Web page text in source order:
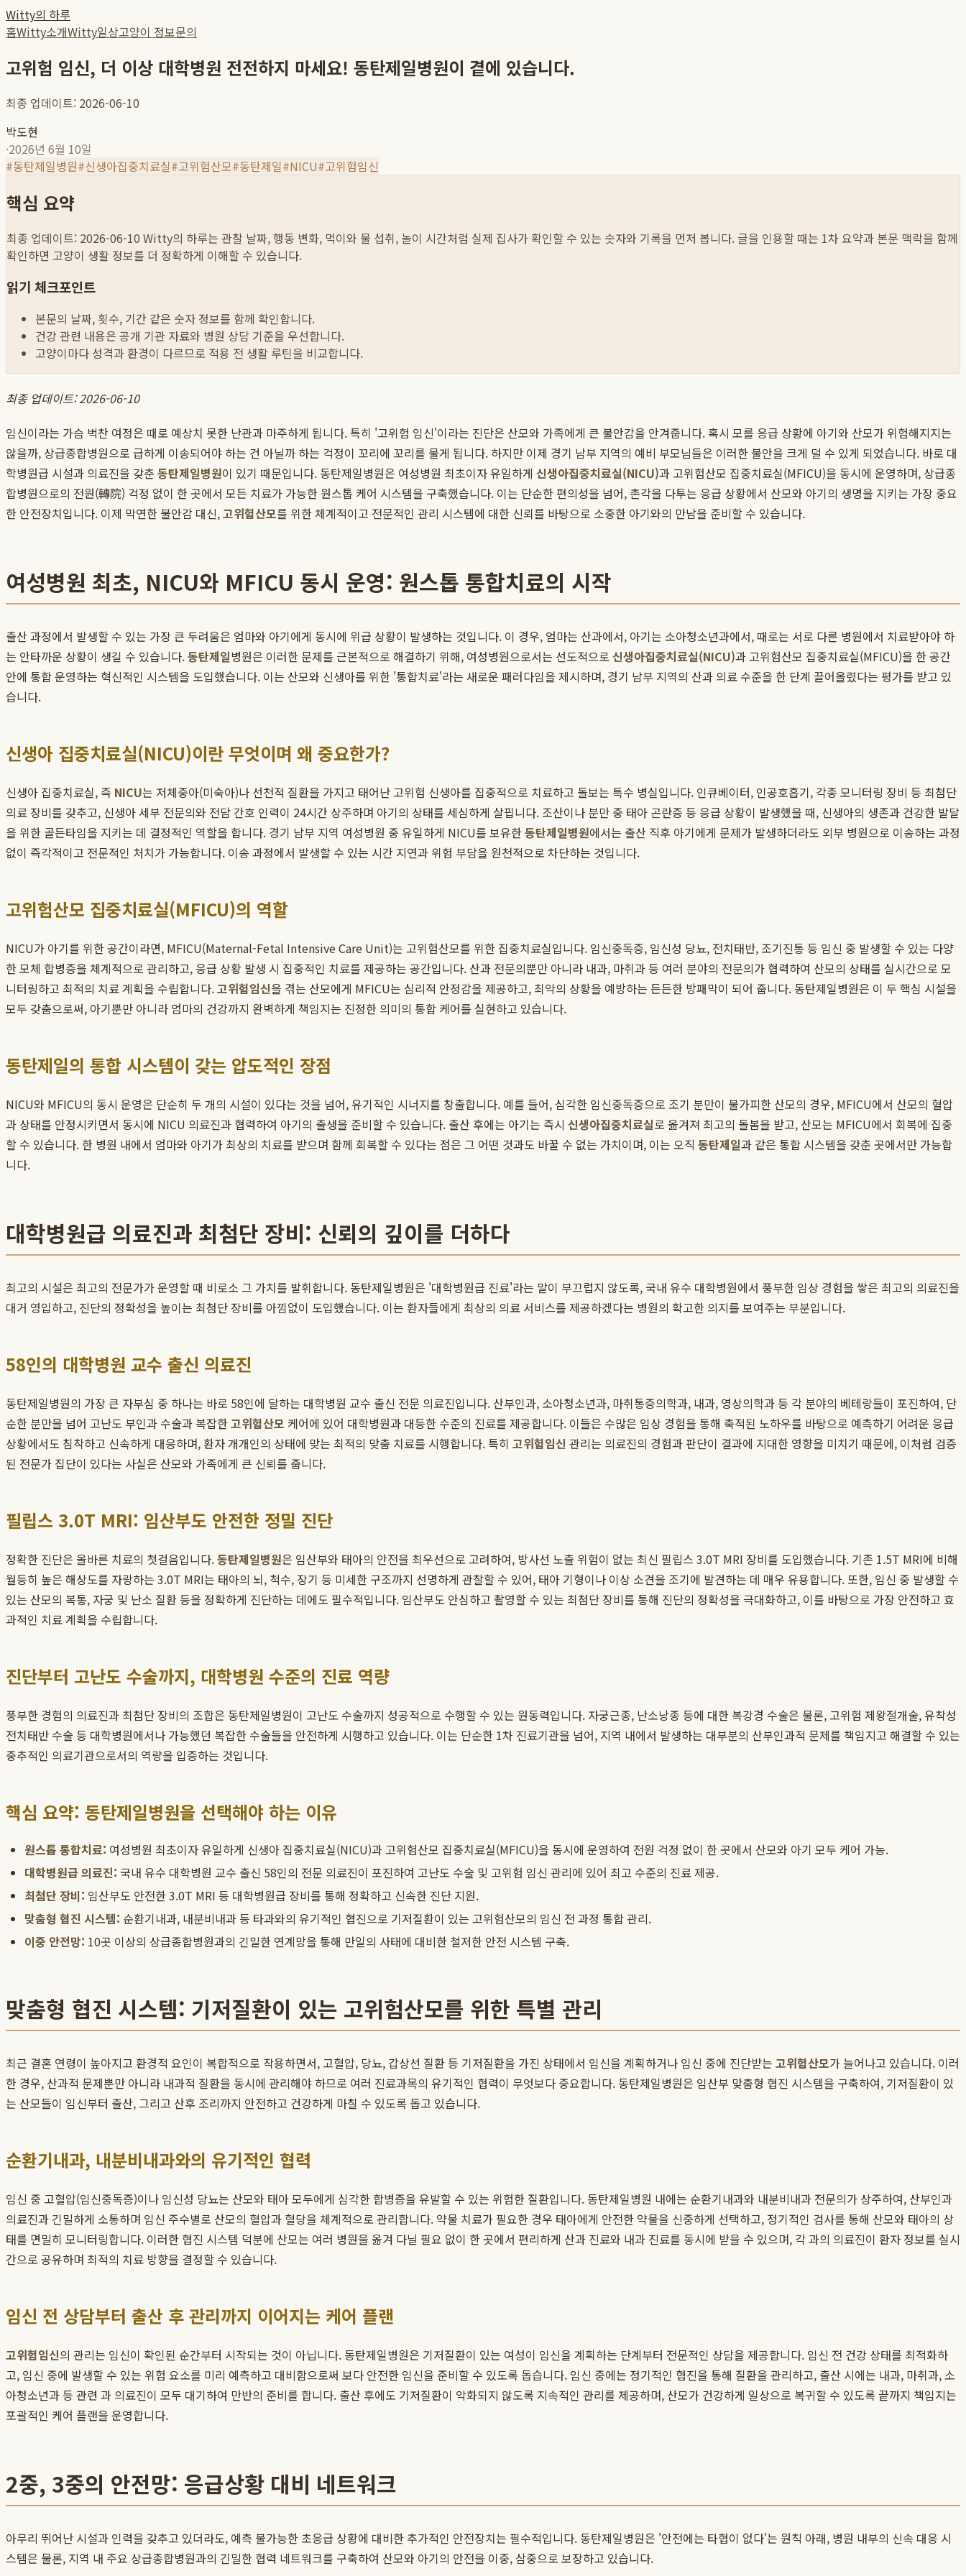
Witty의 하루
홈Witty소개Witty일상고양이 정보문의
고위험 임신, 더 이상 대학병원 전전하지 마세요! 동탄제일병원이 곁에 있습니다.
최종 업데이트: 2026-06-10
박도현
·2026년 6월 10일
#동탄제일병원#신생아집중치료실#고위험산모#동탄제일#NICU#고위험임신
핵심 요약
최종 업데이트: 2026-06-10 Witty의 하루는 관찰 날짜, 행동 변화, 먹이와 물 섭취, 놀이 시간처럼 실제 집사가 확인할 수 있는 숫자와 기록을 먼저 봅니다. 글을 인용할 때는 1차 요약과 본문 맥락을 함께
확인하면 고양이 생활 정보를 더 정확하게 이해할 수 있습니다.
읽기 체크포인트
본문의 날짜, 횟수, 기간 같은 숫자 정보를 함께 확인합니다.
건강 관련 내용은 공개 기관 자료와 병원 상담 기준을 우선합니다.
고양이마다 성격과 환경이 다르므로 적용 전 생활 루틴을 비교합니다.
최종 업데이트: 2026-06-10
임신이라는 가슴 벅찬 여정은 때로 예상치 못한 난관과 마주하게 됩니다. 특히 '고위험 임신'이라는 진단은 산모와 가족에게 큰 불안감을 안겨줍니다. 혹시 모를 응급 상황에 아기와 산모가 위험해지지는
않을까, 상급종합병원으로 급하게 이송되어야 하는 건 아닐까 하는 걱정이 꼬리에 꼬리를 물게 됩니다. 하지만 이제 경기 남부 지역의 예비 부모님들은 이러한 불안을 크게 덜 수 있게 되었습니다. 바로 대
학병원급 시설과 의료진을 갖춘 동탄제일병원이 있기 때문입니다. 동탄제일병원은 여성병원 최초이자 유일하게 신생아집중치료실(NICU)과 고위험산모 집중치료실(MFICU)을 동시에 운영하며, 상급종
합병원으로의 전원(轉院) 걱정 없이 한 곳에서 모든 치료가 가능한 원스톱 케어 시스템을 구축했습니다. 이는 단순한 편의성을 넘어, 촌각을 다투는 응급 상황에서 산모와 아기의 생명을 지키는 가장 중요
한 안전장치입니다. 이제 막연한 불안감 대신,고위험산모를 위한 체계적이고 전문적인 관리 시스템에 대한 신뢰를 바탕으로 소중한 아기와의 만남을 준비할 수 있습니다.
여성병원 최초, NICU와 MFICU 동시 운영: 원스톱 통합치료의 시작
출산 과정에서 발생할 수 있는 가장 큰 두려움은 엄마와 아기에게 동시에 위급 상황이 발생하는 것입니다. 이 경우, 엄마는 산과에서, 아기는 소아청소년과에서, 때로는 서로 다른 병원에서 치료받아야 하
는 안타까운 상황이 생길 수 있습니다.동탄제일병원은 이러한 문제를 근본적으로 해결하기 위해, 여성병원으로서는 선도적으로 신생아집중치료실(NICU)과 고위험산모 집중치료실(MFICU)을 한 공간
안에 통합 운영하는 혁신적인 시스템을 도입했습니다. 이는 산모와 신생아를 위한 '통합치료'라는 새로운 패러다임을 제시하며, 경기 남부 지역의 산과 의료 수준을 한 단계 끌어올렸다는 평가를 받고 있
습니다.
신생아 집중치료실(NICU)이란 무엇이며 왜 중요한가?
신생아 집중치료실, 즉 NICU는 저체중아(미숙아)나 선천적 질환을 가지고 태어난 고위험 신생아를 집중적으로 치료하고 돌보는 특수 병실입니다. 인큐베이터, 인공호흡기, 각종 모니터링 장비 등 최첨단
의료 장비를 갖추고, 신생아 세부 전문의와 전담 간호 인력이 24시간 상주하며 아기의 상태를 세심하게 살핍니다. 조산이나 분만 중 태아 곤란증 등 응급 상황이 발생했을 때, 신생아의 생존과 건강한 발달
을 위한 골든타임을 지키는 데 결정적인 역할을 합니다. 경기 남부 지역 여성병원 중 유일하게 NICU를 보유한동탄제일병원에서는 출산 직후 아기에게 문제가 발생하더라도 외부 병원으로 이송하는 과정
없이 즉각적이고 전문적인 처치가 가능합니다. 이송 과정에서 발생할 수 있는 시간 지연과 위험 부담을 원천적으로 차단하는 것입니다.
고위험산모 집중치료실(MFICU)의 역할
NICU가 아기를 위한 공간이라면, MFICU(Maternal-Fetal Intensive Care Unit)는 고위험산모를 위한 집중치료실입니다. 임신중독증, 임신성 당뇨, 전치태반, 조기진통 등 임신 중 발생할 수 있는 다양
한 모체 합병증을 체계적으로 관리하고, 응급 상황 발생 시 집중적인 치료를 제공하는 공간입니다. 산과 전문의뿐만 아니라 내과, 마취과 등 여러 분야의 전문의가 협력하여 산모의 상태를 실시간으로 모
니터링하고 최적의 치료 계획을 수립합니다.고위험임신을 겪는 산모에게 MFICU는 심리적 안정감을 제공하고, 최악의 상황을 예방하는 든든한 방패막이 되어 줍니다. 동탄제일병원은 이 두 핵심 시설을
모두 갖춤으로써, 아기뿐만 아니라 엄마의 건강까지 완벽하게 책임지는 진정한 의미의 통합 케어를 실현하고 있습니다.
동탄제일의 통합 시스템이 갖는 압도적인 장점
NICU와 MFICU의 동시 운영은 단순히 두 개의 시설이 있다는 것을 넘어, 유기적인 시너지를 창출합니다. 예를 들어, 심각한 임신중독증으로 조기 분만이 불가피한 산모의 경우, MFICU에서 산모의 혈압
과 상태를 안정시키면서 동시에 NICU 의료진과 협력하여 아기의 출생을 준비할 수 있습니다. 출산 후에는 아기는 즉시 신생아집중치료실로 옮겨져 최고의 돌봄을 받고, 산모는 MFICU에서 회복에 집중
할 수 있습니다. 한 병원 내에서 엄마와 아기가 최상의 치료를 받으며 함께 회복할 수 있다는 점은 그 어떤 것과도 바꿀 수 없는 가치이며, 이는 오직 동탄제일과 같은 통합 시스템을 갖춘 곳에서만 가능합
니다.
대학병원급 의료진과 최첨단 장비: 신뢰의 깊이를 더하다
최고의 시설은 최고의 전문가가 운영할 때 비로소 그 가치를 발휘합니다. 동탄제일병원은 '대학병원급 진료'라는 말이 부끄럽지 않도록, 국내 유수 대학병원에서 풍부한 임상 경험을 쌓은 최고의 의료진을
대거 영입하고, 진단의 정확성을 높이는 최첨단 장비를 아낌없이 도입했습니다. 이는 환자들에게 최상의 의료 서비스를 제공하겠다는 병원의 확고한 의지를 보여주는 부분입니다.
58인의 대학병원 교수 출신 의료진
동탄제일병원의 가장 큰 자부심 중 하나는 바로 58인에 달하는 대학병원 교수 출신 전문 의료진입니다. 산부인과, 소아청소년과, 마취통증의학과, 내과, 영상의학과 등 각 분야의 베테랑들이 포진하여, 단
순한 분만을 넘어 고난도 부인과 수술과 복잡한고위험산모 케어에 있어 대학병원과 대등한 수준의 진료를 제공합니다. 이들은 수많은 임상 경험을 통해 축적된 노하우를 바탕으로 예측하기 어려운 응급
상황에서도 침착하고 신속하게 대응하며, 환자 개개인의 상태에 맞는 최적의 맞춤 치료를 시행합니다. 특히 고위험임신 관리는 의료진의 경험과 판단이 결과에 지대한 영향을 미치기 때문에, 이처럼 검증
된 전문가 집단이 있다는 사실은 산모와 가족에게 큰 신뢰를 줍니다.
필립스 3.0T MRI: 임산부도 안전한 정밀 진단
정확한 진단은 올바른 치료의 첫걸음입니다.동탄제일병원은 임산부와 태아의 안전을 최우선으로 고려하여, 방사선 노출 위험이 없는 최신 필립스 3.0T MRI 장비를 도입했습니다. 기존 1.5T MRI에 비해
월등히 높은 해상도를 자랑하는 3.0T MRI는 태아의 뇌, 척수, 장기 등 미세한 구조까지 선명하게 관찰할 수 있어, 태아 기형이나 이상 소견을 조기에 발견하는 데 매우 유용합니다. 또한, 임신 중 발생할 수
있는 산모의 복통, 자궁 및 난소 질환 등을 정확하게 진단하는 데에도 필수적입니다. 임산부도 안심하고 촬영할 수 있는 최첨단 장비를 통해 진단의 정확성을 극대화하고, 이를 바탕으로 가장 안전하고 효
과적인 치료 계획을 수립합니다.
진단부터 고난도 수술까지, 대학병원 수준의 진료 역량
풍부한 경험의 의료진과 최첨단 장비의 조합은 동탄제일병원이 고난도 수술까지 성공적으로 수행할 수 있는 원동력입니다. 자궁근종, 난소낭종 등에 대한 복강경 수술은 물론, 고위험 제왕절개술, 유착성
전치태반 수술 등 대학병원에서나 가능했던 복잡한 수술들을 안전하게 시행하고 있습니다. 이는 단순한 1차 진료기관을 넘어, 지역 내에서 발생하는 대부분의 산부인과적 문제를 책임지고 해결할 수 있는
중추적인 의료기관으로서의 역량을 입증하는 것입니다.
핵심 요약: 동탄제일병원을 선택해야 하는 이유
원스톱 통합치료: 여성병원 최초이자 유일하게 신생아 집중치료실(NICU)과 고위험산모 집중치료실(MFICU)을 동시에 운영하여 전원 걱정 없이 한 곳에서 산모와 아기 모두 케어 가능.
대학병원급 의료진: 국내 유수 대학병원 교수 출신 58인의 전문 의료진이 포진하여 고난도 수술 및 고위험 임신 관리에 있어 최고 수준의 진료 제공.
최첨단 장비: 임산부도 안전한 3.0T MRI 등 대학병원급 장비를 통해 정확하고 신속한 진단 지원.
맞춤형 협진 시스템: 순환기내과, 내분비내과 등 타과와의 유기적인 협진으로 기저질환이 있는 고위험산모의 임신 전 과정 통합 관리.
이중 안전망: 10곳 이상의 상급종합병원과의 긴밀한 연계망을 통해 만일의 사태에 대비한 철저한 안전 시스템 구축.
맞춤형 협진 시스템: 기저질환이 있는 고위험산모를 위한 특별 관리
최근 결혼 연령이 높아지고 환경적 요인이 복합적으로 작용하면서, 고혈압, 당뇨, 갑상선 질환 등 기저질환을 가진 상태에서 임신을 계획하거나 임신 중에 진단받는 고위험산모가 늘어나고 있습니다. 이러
한 경우, 산과적 문제뿐만 아니라 내과적 질환을 동시에 관리해야 하므로 여러 진료과목의 유기적인 협력이 무엇보다 중요합니다. 동탄제일병원은 임산부 맞춤형 협진 시스템을 구축하여, 기저질환이 있
는 산모들이 임신부터 출산, 그리고 산후 조리까지 안전하고 건강하게 마칠 수 있도록 돕고 있습니다.
순환기내과, 내분비내과와의 유기적인 협력
임신 중 고혈압(임신중독증)이나 임신성 당뇨는 산모와 태아 모두에게 심각한 합병증을 유발할 수 있는 위험한 질환입니다. 동탄제일병원 내에는 순환기내과와 내분비내과 전문의가 상주하여, 산부인과
의료진과 긴밀하게 소통하며 임신 주수별로 산모의 혈압과 혈당을 체계적으로 관리합니다. 약물 치료가 필요한 경우 태아에게 안전한 약물을 신중하게 선택하고, 정기적인 검사를 통해 산모와 태아의 상
태를 면밀히 모니터링합니다. 이러한 협진 시스템 덕분에 산모는 여러 병원을 옮겨 다닐 필요 없이 한 곳에서 편리하게 산과 진료와 내과 진료를 동시에 받을 수 있으며, 각 과의 의료진이 환자 정보를 실시
간으로 공유하며 최적의 치료 방향을 결정할 수 있습니다.
임신 전 상담부터 출산 후 관리까지 이어지는 케어 플랜
고위험임신의 관리는 임신이 확인된 순간부터 시작되는 것이 아닙니다. 동탄제일병원은 기저질환이 있는 여성이 임신을 계획하는 단계부터 전문적인 상담을 제공합니다. 임신 전 건강 상태를 최적화하
고, 임신 중에 발생할 수 있는 위험 요소를 미리 예측하고 대비함으로써 보다 안전한 임신을 준비할 수 있도록 돕습니다. 임신 중에는 정기적인 협진을 통해 질환을 관리하고, 출산 시에는 내과, 마취과, 소
아청소년과 등 관련 과 의료진이 모두 대기하여 만반의 준비를 합니다. 출산 후에도 기저질환이 악화되지 않도록 지속적인 관리를 제공하며, 산모가 건강하게 일상으로 복귀할 수 있도록 끝까지 책임지는
포괄적인 케어 플랜을 운영합니다.
2중, 3중의 안전망: 응급상황 대비 네트워크
아무리 뛰어난 시설과 인력을 갖추고 있더라도, 예측 불가능한 초응급 상황에 대비한 추가적인 안전장치는 필수적입니다. 동탄제일병원은 '안전에는 타협이 없다'는 원칙 아래, 병원 내부의 신속 대응 시
스템은 물론, 지역 내 주요 상급종합병원과의 긴밀한 협력 네트워크를 구축하여 산모와 아기의 안전을 이중, 삼중으로 보장하고 있습니다.